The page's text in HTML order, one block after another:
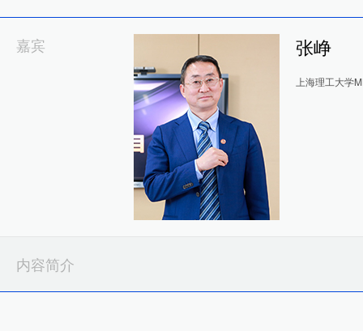
嘉宾 张峥
上海理工大学
内容简介